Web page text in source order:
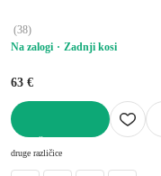
(38)
Na zalogi
Zadnji kosi
63 €
druge različice